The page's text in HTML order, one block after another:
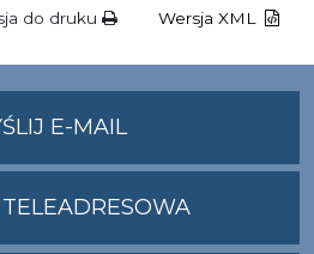
do druku Wersja XML
E-MAILNA
ADRES